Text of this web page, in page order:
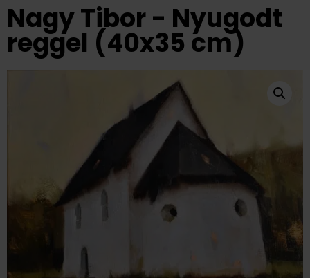
Nagy Tibor - Nyugodt
reggel (40x35 cm)